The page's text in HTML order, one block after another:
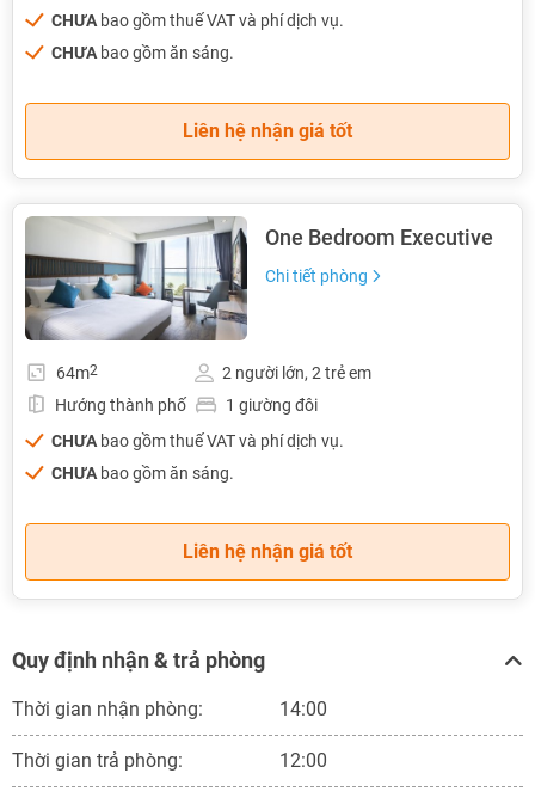
CHƯA bao gồm thuế VAT và phí dịch vụ.
CHƯA bao gồm ăn sáng.
Liên hệ nhận giá tốt
One Bedroom Executive
Chi tiết phòng
64m2
2 người lớn, 2 trẻ em
Hướng thành phố
1 giường đôi
CHƯA bao gồm thuế VAT và phí dịch vụ.
CHƯA bao gồm ăn sáng.
Liên hệ nhận giá tốt
Quy định nhận & trả phòng
Thời gian nhận phòng: 14:00
Thời gian trả phòng: 12:00